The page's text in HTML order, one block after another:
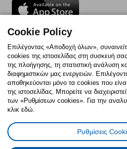
Follow us:
FacebookInstagram
TikTokYoutube
Πολιτική CookiesΔήλωση
Ρυθμίσεις cookies
Γενική Πολιτική
Cookie Policy
Επιλέγοντας «Αποδοχή όλων»,
cookies της ιστοσελίδας στη συσκευή
της πλοήγησης, τη στατιστική ανάλυση
διαφημιστικών μας ενεργειών.
αποθηκεύονται μόνο τα cookies που
της ιστοσελίδας. Μπορείτε να
των «Ρυθμίσεων cookies». Για την
κλικ εδώ.
Ρυθμίσεις